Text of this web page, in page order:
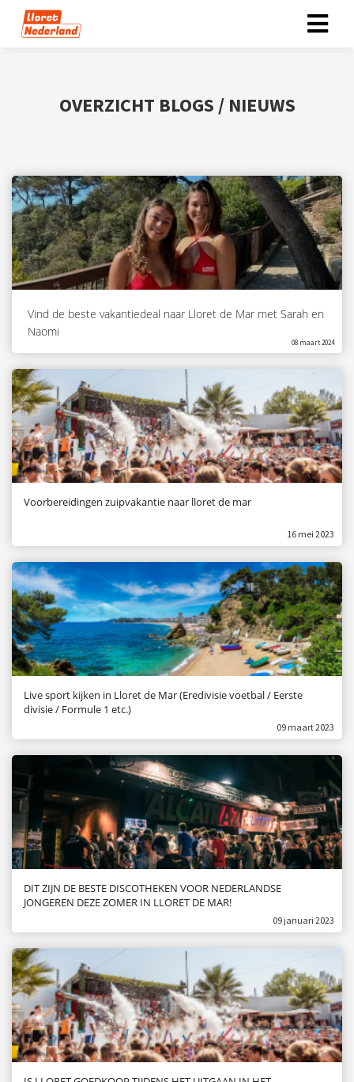
OVERZICHT BLOGS / NIEUWS
Vind de beste vakantiedeal naar Lloret de Mar met Sarah en
Naomi
08 maart 2024
Voorbereidingen zuipvakantie naar lloret de mar
16 mei 2023
Live sport kijken in Lloret de Mar (Eredivisie voetbal / Eerste
divisie / Formule 1 etc.)
09 maart 2023
DIT ZIJN DE BESTE DISCOTHEKEN VOOR NEDERLANDSE
JONGEREN DEZE ZOMER IN LLORET DE MAR!
09 januari 2023
zijn
om
te
Ze
niet
worden
van
op
te
Hierdoor
van